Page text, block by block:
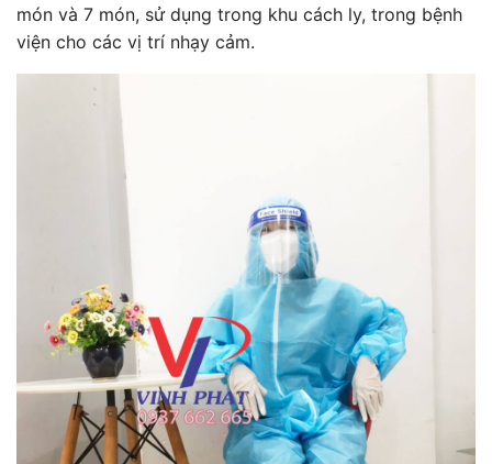
món và 7 món, sử dụng trong khu cách ly, trong bệnh
viện cho các vị trí nhạy cảm.